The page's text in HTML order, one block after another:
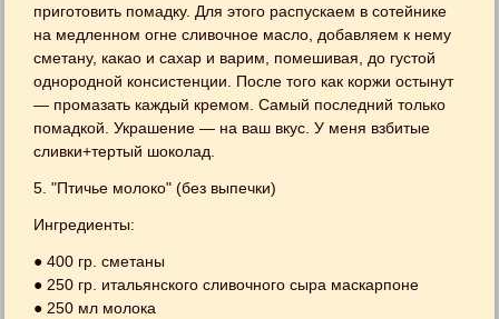
приготовить помадку. Для этого распускаем в сотейнике
на медленном огне сливочное масло, добавляем к нему
сметану, какао и сахар и варим, помешивая, до густой
однородной консистенции. После того как коржи остынут
— промазать каждый кремом. Самый последний только
помадкой. Украшение — на ваш вкус. У меня взбитые
сливки+тертый шоколад.
5. "Птичье молоко" (без выпечки)
Ингредиенты:
● 400 гр. сметаны
● 250 гр. итальянского сливочного сыра маскарпоне
● 250 мл молока